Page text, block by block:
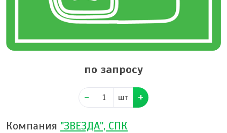
по запросу
шт
Компания "ЗВЕЗДА", СПК